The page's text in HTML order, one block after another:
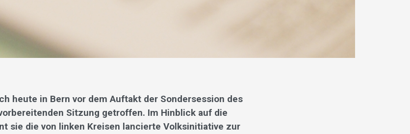
heute in Bern vor dem Auftakt der Sondersession des
Sitzung getroffen. Im Hinblick auf die
sie die von linken Kreisen lancierte Volksinitiative zur